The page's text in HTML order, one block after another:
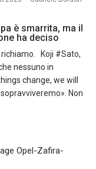
è smarrita, ma il
ha deciso
richiamo. Koji #Sato,
nessuno in
change, we will
Non